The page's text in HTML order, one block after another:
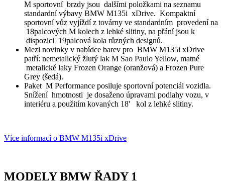
M sportovní brzdy jsou dalšími položkami na seznamu
standardní výbavy BMW M135i xDrive. Kompaktní
sportovní vůz vyjíždí z továrny ve standardním provedení na
18palcových M kolech z lehké slitiny, na přání jsou k
dispozici 19palcová kola různých designů.
Mezi novinky v nabídce barev pro BMW M135i xDrive
patří: nemetalický žlutý lak M Sao Paulo Yellow, matné
metalické laky Frozen Orange (oranžová) a Frozen Pure
Grey (šedá).
Paket M Performance posiluje sportovní potenciál vozidla.
Snížení hmotnosti je dosaženo úpravami podlahy vozu, v
interiéru a použitím kovaných 18' kol z lehké slitiny.
Více informací o BMW M135i xDrive
MODELY BMW ŘADY 1